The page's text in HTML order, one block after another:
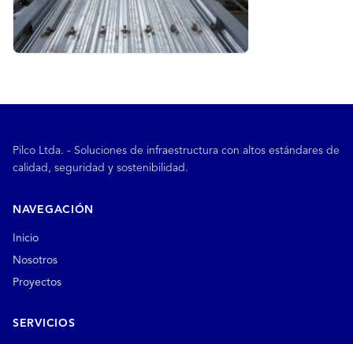
Pilco Ltda. - Soluciones de infraestructura con altos estándares de
calidad, seguridad y sostenibilidad.
NAVEGACIÓN
Inicio
Nosotros
Proyectos
SERVICIOS